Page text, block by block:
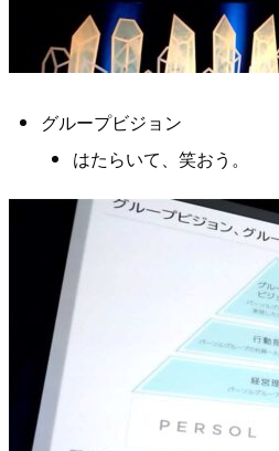
グループビジョン
はたらいて、笑おう。